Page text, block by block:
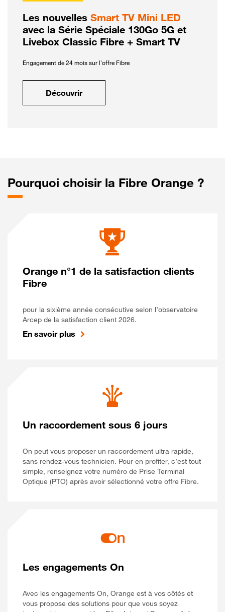
Les nouvelles Smart TV Mini LED
avec la Série Spéciale 130Go 5G et
Livebox Classic Fibre + Smart TV
Engagement de 24 mois sur l'offre Fibre
Découvrir
Pourquoi choisir la Fibre Orange ?
Orange n°1 de la satisfaction clients
Fibre
pour la sixième année consécutive selon l’observatoire
Arcep de la satisfaction client 2026.
En savoir plus
Un raccordement sous 6 jours
On peut vous proposer un raccordement ultra rapide,
sans rendez-vous technicien. Pour en profiter, c’est tout
simple, renseignez votre numéro de Prise Terminal
Optique (PTO) après avoir sélectionné votre offre Fibre.
Les engagements On
Avec les engagements On, Orange est à vos côtés et
vous propose des solutions pour que vous soyez